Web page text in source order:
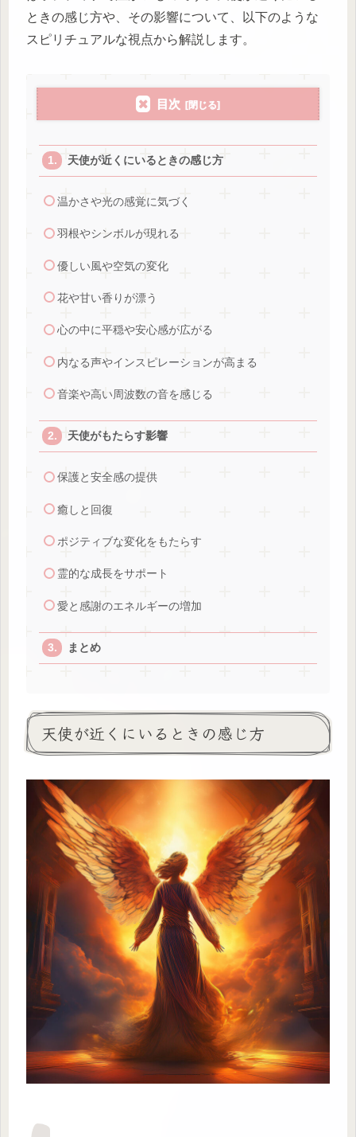
ときの感じ方や、その影響について、以下のような
スピリチュアルな視点から解説します。
目次
天使が近くにいるときの感じ方
温かさや光の感覚に気づく
羽根やシンボルが現れる
優しい風や空気の変化
花や甘い香りが漂う
心の中に平穏や安心感が広がる
内なる声やインスピレーションが高まる
音楽や高い周波数の音を感じる
天使がもたらす影響
保護と安全感の提供
癒しと回復
ポジティブな変化をもたらす
霊的な成長をサポート
愛と感謝のエネルギーの増加
まとめ
天使が近くにいるときの感じ方